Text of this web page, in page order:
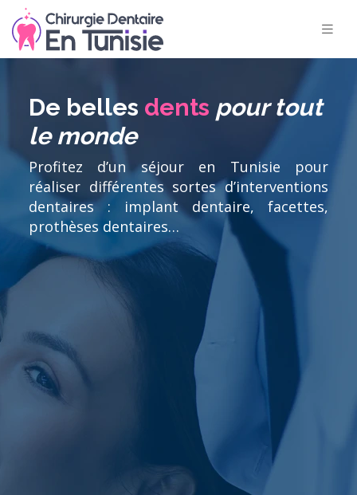
De belles dents pour tout
le monde
Profitez d’un séjour en Tunisie pour
réaliser différentes sortes d’interventions
dentaires : implant dentaire, facettes,
prothèses dentaires…